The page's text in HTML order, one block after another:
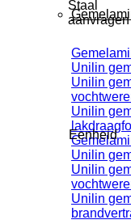
Unilin
Unilin
Unilin
Unilin
Unilin
Unilin
Staal
aanvragen
Eenheid